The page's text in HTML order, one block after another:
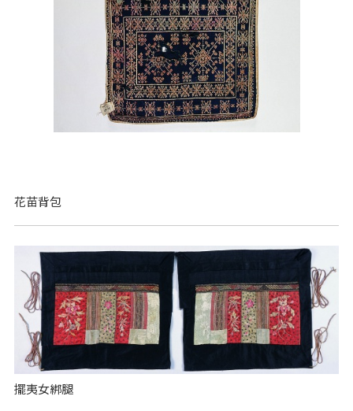
花苗背包
擺夷女綁腿